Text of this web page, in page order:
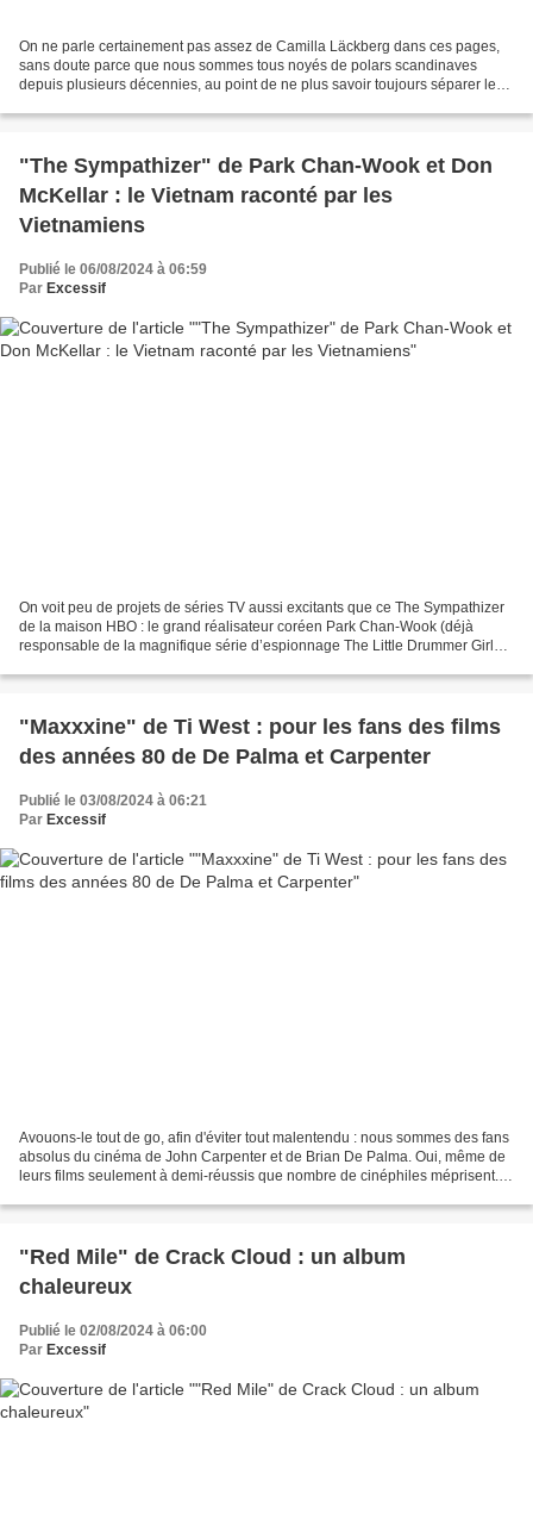
On ne parle certainement pas assez de Camilla Läckberg dans ces pages,
sans doute parce que nous sommes tous noyés de polars scandinaves
depuis plusieurs décennies, au point de ne plus savoir toujours séparer le
"The Sympathizer" de Park Chan-Wook et Don
McKellar : le Vietnam raconté par les
Vietnamiens
Publié le 06/08/2024 à 06:59
Par Excessif
On voit peu de projets de séries TV aussi excitants que ce The Sympathizer
de la maison HBO : le grand réalisateur coréen Park Chan-Wook (déjà
responsable de la magnifique série d’espionnage The Little Drummer Girl
"Maxxxine" de Ti West : pour les fans des films
des années 80 de De Palma et Carpenter
Publié le 03/08/2024 à 06:21
Par Excessif
Avouons-le tout de go, afin d'éviter tout malentendu : nous sommes des fans
absolus du cinéma de John Carpenter et de Brian De Palma. Oui, même de
leurs films seulement à demi-réussis que nombre de cinéphiles méprisent.
"Red Mile" de Crack Cloud : un album
chaleureux
Publié le 02/08/2024 à 06:00
Par Excessif